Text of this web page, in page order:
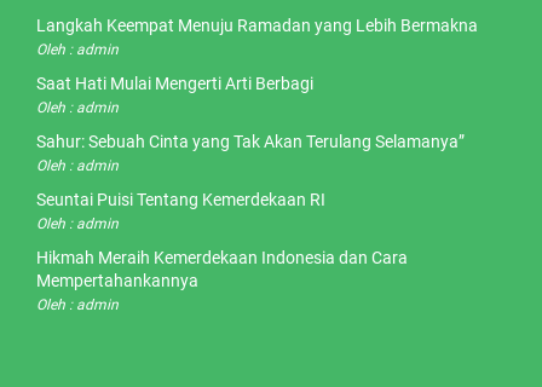
Langkah Keempat Menuju Ramadan yang Lebih Bermakna
Oleh : admin
Saat Hati Mulai Mengerti Arti Berbagi
Oleh : admin
Sahur: Sebuah Cinta yang Tak Akan Terulang Selamanya”
Oleh : admin
Seuntai Puisi Tentang Kemerdekaan RI
Oleh : admin
Hikmah Meraih Kemerdekaan Indonesia dan Cara
Mempertahankannya
Oleh : admin